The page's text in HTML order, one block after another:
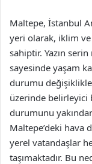
Maltepe, İstanbul
yeri olarak, iklim ve
sahiptir. Yazın serin
sayesinde yaşam
durumu
üzerinde belirleyici
durumunu
Maltepe’deki hava
yerel vatandaşlar
taşımaktadır. Bu